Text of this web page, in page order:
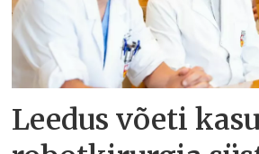
Leedus võeti